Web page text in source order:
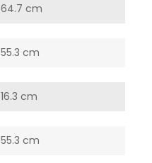
64.7 cm
55.3 cm
16.3 cm
55.3 cm